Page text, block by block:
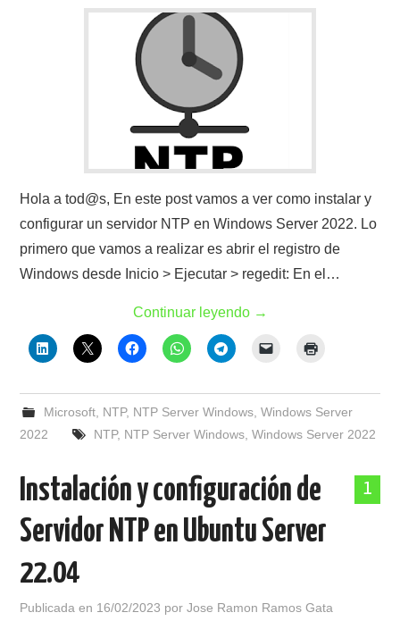
Hola a tod@s, En este post vamos a ver como instalar y
configurar un servidor NTP en Windows Server 2022. Lo
primero que vamos a realizar es abrir el registro de
Windows desde Inicio > Ejecutar > regedit: En el…
Continuar leyendo →
Microsoft, NTP, NTP Server Windows, Windows Server
2022
NTP, NTP Server Windows, Windows Server 2022
1
Instalación y configuración de
Servidor NTP en Ubuntu Server
22.04
Publicada en 16/02/2023 porJose Ramon Ramos Gata